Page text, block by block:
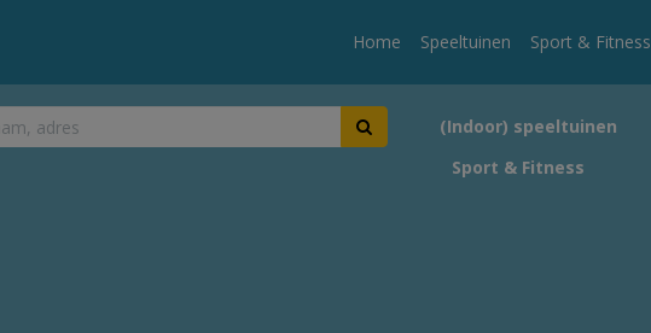
Home Speeltuinen Sport & Fitness
(Indoor) speeltuinen
Sport & Fitness